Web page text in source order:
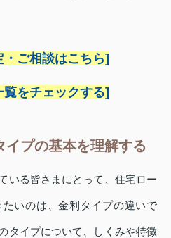
・ご相談はこちら]
覧をチェックする]
イプの基本を理解する
いる皆さまにとって、住宅ロー
いのは、金利タイプの違いで
タイプについて、しくみや特徴